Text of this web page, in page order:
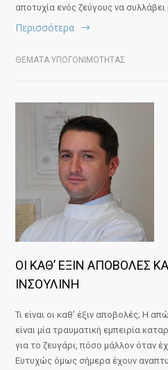
αποτυχία ενός ζεύγους να
Περισσότερα
ΘΕΜΑΤΑ ΥΠΟΓΟΝΙΜΟΤΗΤΑΣ
ΟΙ ΚΑΘ’ ΕΞΙΝ ΑΠΟΒΟΛΕΣ
ΙΝΣΟΥΛΙΝΗ
Τι είναι οι καθ’ έξιν αποβολές; Η
είναι μία τραυματική εμπειρία
για το ζευγάρι, πόσο μάλλον όταν
Ευτυχώς όμως σήμερα έχουν